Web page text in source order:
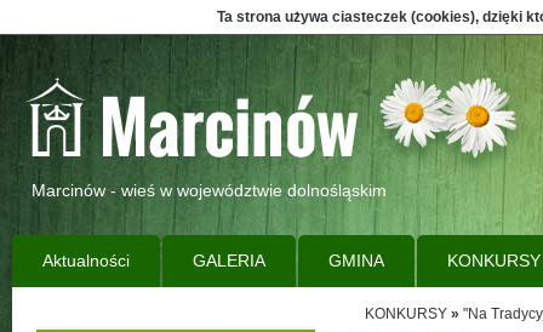
Ta strona używa ciasteczek (cookies), dzięki
Marcinów - wieś w województwie dolnośląskim
Aktualności GALERIA GMINA KONKURSY
KONKURSY» "Na